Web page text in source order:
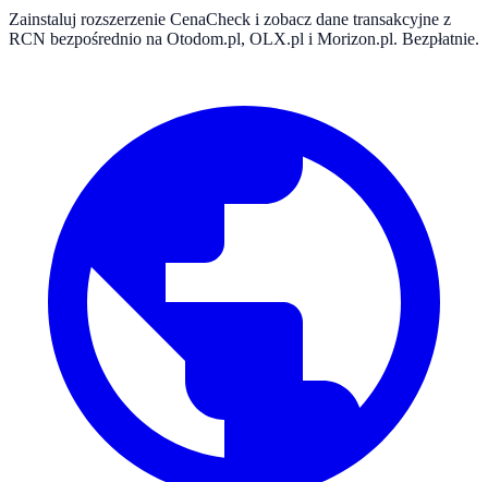
Zainstaluj rozszerzenie CenaCheck i zobacz dane transakcyjne z
RCN bezpośrednio na Otodom.pl, OLX.pl i Morizon.pl. Bezpłatnie.